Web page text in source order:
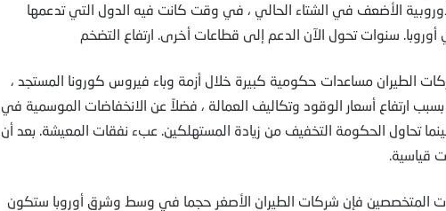
الأضعف في الشتاء الحالي ، في وقت كانت فيه الدول التي تدعمها
أوروبا. سنوات تحول الآن الدعم إلى قطاعات أخرى. ارتفاع التضخم
الطيران مساعدات حكومية كبيرة خلال أزمة وباء فيروس كورونا المستجد ،
ارتفاع أسعار الوقود وتكاليف العمالة ، فضلاً عن الانخفاضات الموسمية في
تحاول الحكومة التخفيف من زيادة المستهلكين. عبء نفقات المعيشة. بعد أن
قياسية.
المتخصصين فإن شركات الطيران الأصغر حجما في وسط وشرق أوروبا ستكون